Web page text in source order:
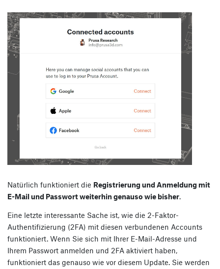
Natürlich funktioniert die Registrierung und Anmeldung mit
E-Mail und Passwort weiterhin genauso wie bisher.
Eine letzte interessante Sache ist, wie die 2-Faktor-
Authentifizierung (2FA) mit diesen verbundenen Accounts
funktioniert. Wenn Sie sich mit Ihrer E-Mail-Adresse und
Ihrem Passwort anmelden und 2FA aktiviert haben,
funktioniert das genauso wie vor diesem Update. Sie werden